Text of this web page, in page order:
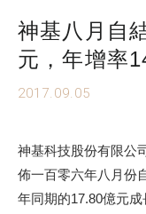
神基八月自
元，年增率
2017.09.05
神基科技股份有限公
佈一百零六年八月份
年同期的17.80億元